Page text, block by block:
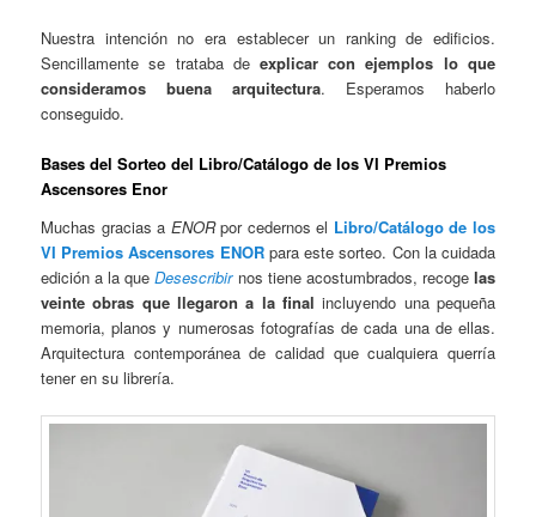
Nuestra intención no era establecer un ranking de edificios.
Sencillamente se trataba de explicar con ejemplos lo que
consideramos buena arquitectura. Esperamos haberlo
conseguido.
Bases del Sorteo del Libro/Catálogo de los VI Premios
Ascensores Enor
Muchas gracias a ENORpor cedernos el Libro/Catálogo de los
VI Premios Ascensores ENORpara este sorteo. Con la cuidada
edición a la queDesescribirnos tiene acostumbrados, recoge las
veinte obras que llegaron a la final incluyendo una pequeña
memoria, planos y numerosas fotografías de cada una de ellas.
Arquitectura contemporánea de calidad que cualquiera querría
tener en su librería.